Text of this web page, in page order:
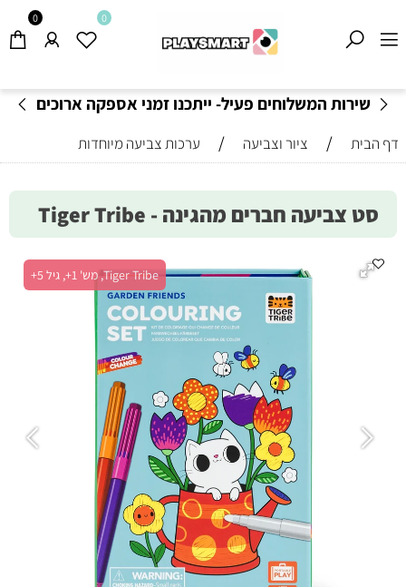
שירות המשלוחים פעיל- ייתכנו זמני אספקה ארוכים
0 0
דף הבית / ציור וצביעה / ערכות צביעה מיוחדות
סט צביעה חברים מהגינה - Tiger Tribe
Tiger Tribe, מש' 1+, גיל 5+